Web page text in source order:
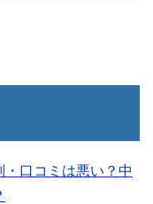
・口コミは悪い？中